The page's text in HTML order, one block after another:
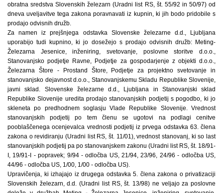
obratna sredstva Slovenskih železarn (Uradni list RS, št. 55/92 in 50/97) od
dneva uveljavitve tega zakona poravnavati iz kupnin, ki jih bodo pridobile s
prodajo odvisnih družb.
Za namen iz prejšnjega odstavka Slovenske železarne d.d., Ljubljana
uporabijo tudi kupnino, ki jo dosežejo s prodajo odvisnih družb: Meting-
Železarna Jesenice, inženiring, svetovanje, poslovne storitve d.o.o.,
Stanovanjsko podjetje Ravne, Podjetje za gospodarjenje z objekti d.o.o.,
Železarna Štore - Prostand Štore, Podjetje za projektno svetovanje in
stanovanjsko dejavnost d.o.o., Stanovanjskemu Skladu Republike Slovenije,
javni sklad. Slovenske železarne d.d., Ljubljana in Stanovanjski sklad
Republike Slovenije uredita prodajo stanovanjskih podjetij s pogodbo, ki jo
skleneta po predhodnem soglasju Vlade Republike Slovenije. Vrednost
stanovanjskih podjetij po tem členu se ugotovi na podlagi cenitve
pooblaščenega ocenjevalca vrednosti podjetij iz prvega odstavka 63. člena
zakona o revidiranju (Uradni list RS, št. 11/01), vrednost stanovanj, ki so last
stanovanjskih podjetij pa po stanovanjskem zakonu (Uradni list RS, št. 18/91-
I, 19/91-I - popravek; 9/94 - odločba US, 21/94, 23/96, 24/96 - odločba US,
44/96 - odločba US, 1/00, 1/00 - odločba US).
Upravičenja, ki izhajajo iz drugega odstavka 5. člena zakona o privatizaciji
Slovenskih železarn, d.d. (Uradni list RS, št. 13/98) ne veljajo za poslovne